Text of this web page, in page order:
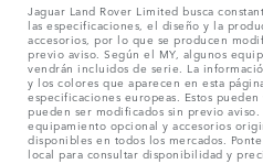
Jaguar Land Rover Limited busca
las especificaciones, el diseño y la
accesorios, por lo que se producen
previo aviso. Según el MY, algunos
vendrán incluidos de serie. La
y los colores que aparecen en esta
especificaciones europeas. Estos
pueden ser modificados sin previo
equipamiento opcional y accesorios
disponibles en todos los mercados.
local para consultar disponibilidad y